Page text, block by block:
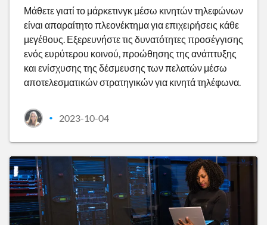
Μάθετε γιατί το μάρκετινγκ μέσω κινητών τηλεφώνων
είναι απαραίτητο πλεονέκτημα για επιχειρήσεις κάθε
μεγέθους. Εξερευνήστε τις δυνατότητες προσέγγισης
ενός ευρύτερου κοινού, προώθησης της ανάπτυξης
και ενίσχυσης της δέσμευσης των πελατών μέσω
αποτελεσματικών στρατηγικών για κινητά τηλέφωνα.
• 2023-10-04